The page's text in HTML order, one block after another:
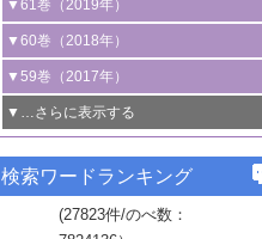
4号 アルコール類の効率的変換を実現す
る非貴金属触媒の研究動向
5号 ゼオライトの合成と応用における研
究動向
6号 ヘテロ接合界面
B号 第135回触媒討論会（2025年）
4号 シンクロトロン放射光および中性子
線を利用した触媒解析技術の最先端
5号 単原子触媒
6号 参照触媒委員会からのお知らせ
B号 第133回触媒討論会（2023年）
触媒材料の開発
4号 格子酸素・格子酸素欠陥を利用した
触媒反応
5号 生体触媒によるエネルギー変換反応
6号 窒素とリンの循環のための触媒・機
能性材料
3号 CO の排出削減および有効活用のた
めの触媒技術
4号 若手による情報発信企画～とびたて
若き触媒の研究者たち～（1）
若き触媒の研究者たち～（2）
6号 石油のノーブル・ユースを志向した
3号 特殊反応場を利用した触媒的分子変
換反応
4号 多孔質材料を用いた触媒の新展開
5号 情報学的手法を用いた触媒開発
6号 カーボンニュートラルに向けた電解
技術
B号 第127回触媒討論会（2021年・オン
1号 触媒設計を拓く欠陥構造のキャラク
タリゼーション
2号 機能化学品製造に資するクリーンな
触媒的酸化反応
3号 水処理のための触媒化学
4号 光触媒を用いた水分解の最新の研究
動向
5号 次世代の触媒プロセスを支えるマイ
▼61巻（2019年）
1号 物質移動制御に着目した触媒プロセ
ス開発
2号 CO2 フリー水素サプライチェーンに
関わる触媒開発動向
3号 精密高分子合成に関する最近の研究
動向
4号 バイオマス化成品製造のための触媒
▼60巻（2018年）
1号 固体酸触媒の最新の研究動向
2号 二酸化炭素からの有用化学品合成
3号 ナノ粒子・クラスター触媒の最前線
4号 60周年記念企画
5号 進化するゼオライト合成技術
▼59巻（2017年）
1号 いたるところに，触媒
最先端技術
3号 無機分離膜材料の開発と触媒反応プ
ロセスへの適用
▼…さらに表示する
1号 ユニークな構造の高分子を生み出す触
▼57巻（2015年）
1号 水素キャリアにかかわる触媒技術の新
▼56巻（2014年）
検索ワードランキング
(27823件/のべ数：